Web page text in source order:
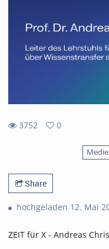
3752
0
Share
hochgeladen 12. Mai
ZEIT für X - Andreas